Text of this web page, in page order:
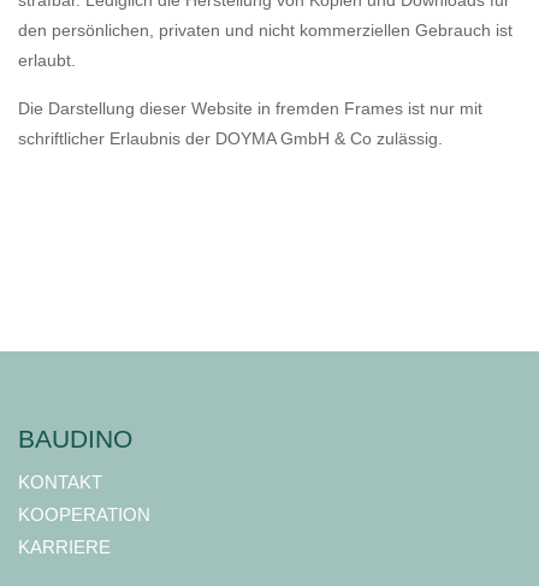
den persönlichen, privaten und nicht kommerziellen Gebrauch ist
erlaubt.
Die Darstellung dieser Website in fremden Frames ist nur mit
schriftlicher Erlaubnis der DOYMA GmbH & Co zulässig.
BAUDINO
KONTAKT
KOOPERATION
KARRIERE